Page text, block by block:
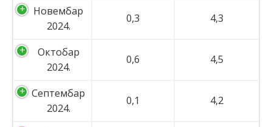
Новембар
2024.
0,3 4,3
Октобар
2024.
0,6 4,5
Септембар
2024.
0,1 4,2